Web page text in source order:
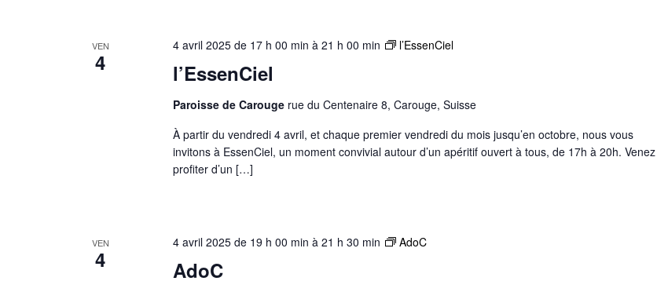
VEN
4 l’EssenCiel
4 avril 2025 de 17 h 00 min à 21 h 00 min l’EssenCiel
Paroisse de Carouge rue du Centenaire 8, Carouge, Suisse
À partir du vendredi 4 avril, et chaque premier vendredi du mois jusqu’en octobre, nous vous
invitons à EssenCiel, un moment convivial autour d’un apéritif ouvert à tous, de 17h à 20h. Venez
profiter d’un […]
VEN
4 AdoC
4 avril 2025 de 19 h 00 min à 21 h 30 min AdoC